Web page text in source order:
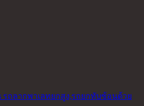
รถลากพาเลทยกสูง,รถยกทับซ้อนด้วย